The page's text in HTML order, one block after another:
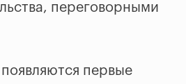
переговорными
первые